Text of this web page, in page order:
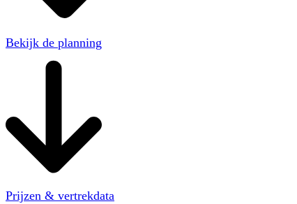
Bekijk de planning
Prijzen & vertrekdata